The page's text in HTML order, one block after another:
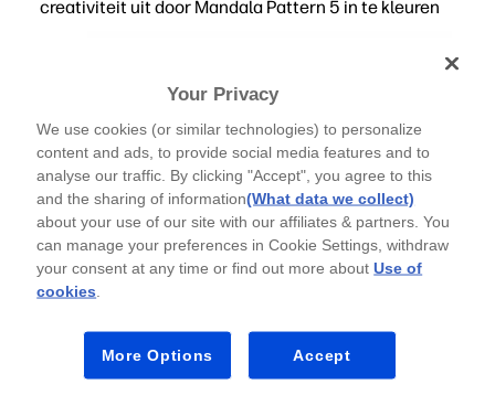
creativiteit uit door Mandala Pattern 5 in te kleuren
Je kunt binnen enkele seconden printen - zonder
Ingewikkelde lijnen nodigen uit tot concentratie en
Je kunt het thuis, in de klas of na school gebruiken -
Het werkt met potloden, stiften of gelpennen -
Your Privacy
We use cookies (or similar technologies) to personalize
content and ads, to provide social media features and to
analyse our traffic. By clicking "Accept", you agree to this
and the sharing of information(What data we collect)
about your use of our site with our affiliates & partners. You
can manage your preferences in Cookie Settings, withdraw
your consent at any time or find out more aboutUse of
cookies
More Options Accept